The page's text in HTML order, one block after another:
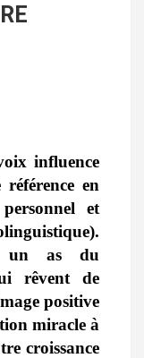
influence
en
et
un as du
rêvent de
positive
miracle à
croissance